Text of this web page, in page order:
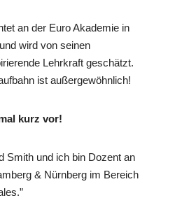
an der Euro Akademie in
wird von seinen
Lehrkraft geschätzt.
ist außergewöhnlich!
kurz vor!
Smith und ich bin Dozent an
& Nürnberg im Bereich